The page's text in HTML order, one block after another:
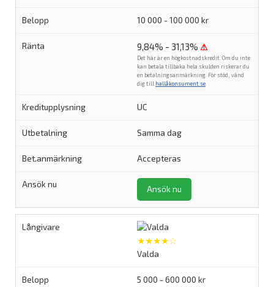
10 000 - 100 000 kr
9,84% - 31,13% ⚠
Det här är en högkostnadskredit. Om du inte
kan betala tillbaka hela skulden riskerar du
en betalningsanmärkning. För stöd, vänd
dig till hallåkonsument.se
UC
Samma dag
Accepteras
Ansök nu
★★★★☆
Valda
5 000 - 600 000 kr